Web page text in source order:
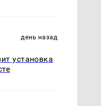
день назад
установка